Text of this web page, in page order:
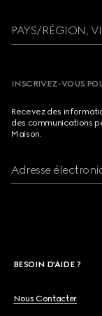
PAYS/RÉGION,
INSCRIVEZ-VOUS
Recevez des
des communications
Maison.
Adresse
BESOIN D'AIDE ?
Nous Contacter